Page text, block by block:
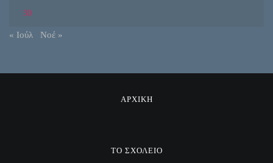
30
« Ιούλ Νοέ »
ΑΡΧΙΚΗ
ΤΟ ΣΧΟΛΕΙΟ